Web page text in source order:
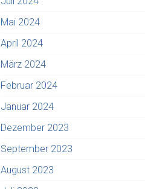
Mai 2024
April 2024
März 2024
Februar 2024
Januar 2024
Dezember 2023
September 2023
August 2023